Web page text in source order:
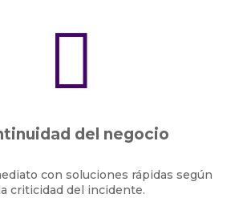

del negocio
con soluciones rápidas según
criticidad del incidente.